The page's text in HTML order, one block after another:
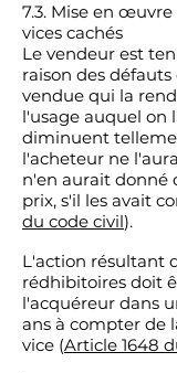
7.3. Mise en
vices cachés
Le vendeur est
raison des défauts
vendue qui la
l'usage auquel on
diminuent
l'acheteur ne
n'en aurait donné
prix, s'il les avait
du code civil).
L'action résultant
rédhibitoires doit
l'acquéreur dans
ans à compter de
vice (Article 1648